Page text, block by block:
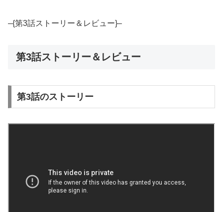
–{第3話ストーリー＆レビュー}–
第3話ストーリー＆レビュー
第3話のストーリー